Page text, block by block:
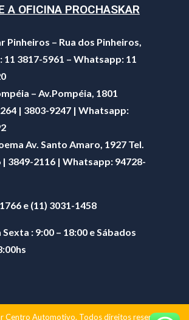
A OFICINA PROCHASKAR
Pinheiros – Rua dos Pinheiros,
11 3817-5961 – Whatsapp: 11
– Av.Pompéia, 1801
| 3803-9247 | Whatsapp:
Av. Santo Amaro, 1927 Tel.
| 3849-2116 | Whatsapp: 94728-
e (11) 3031-1458
Sexta : 9:00 – 18:00 e Sábados
Centro Automotivo. Todos direitos reservados